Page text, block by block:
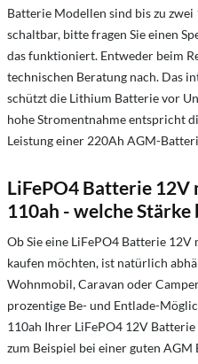
Batterie Modellen sind bis zu
schaltbar, bitte fragen Sie einen
das funktioniert. Entweder beim
technischen Beratung nach. Das
schützt die Lithium Batterie vor
hohe Stromentnahme entspricht
Leistung einer 220Ah AGM-
LiFePO4 Batterie 12V
110ah - welche Stärke
Ob Sie eine LiFePO4 Batterie
kaufen möchten, ist natürlich
Wohnmobil, Caravan oder
prozentige Be- und Entlade-
110ah Ihrer LiFePO4 12V
zum Beispiel bei einer guten